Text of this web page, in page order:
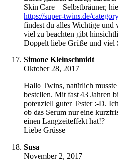
Skin Care – Selbstbräuner,
https://super-twins.de/
findest du alles Wichtige und
viel zu beachten gibt
Doppelt liebe Grüße und viel
Simone Kleinschmidt
Oktober 28, 2017
Hallo Twins, natürlich
bestellen. Mit fast 43 Jahren
potenziell guter Tester :-D.
ob das Serum nur eine
einen Langzeiteffekt hat!?
Liebe Grüsse
Susa
November 2, 2017